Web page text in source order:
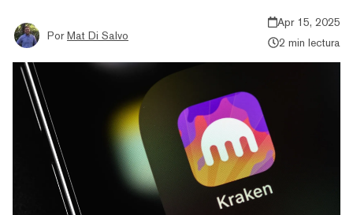
Por Mat Di Salvo
Apr 15, 2025
2 min lectura